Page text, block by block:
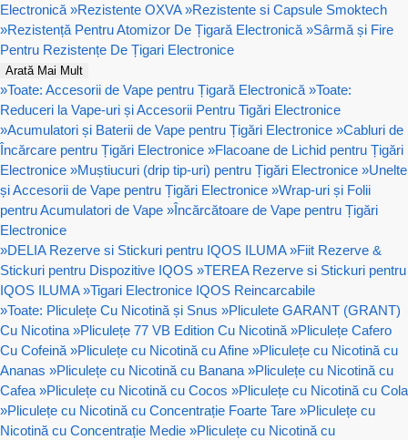
Electronică »Rezistente OXVA »Rezistente si Capsule Smoktech
»Rezistență Pentru Atomizor De Țigară Electronică »Sârmă și Fire
Pentru Rezistențe De Țigari Electronice
Arată Mai Mult
»Toate: Accesorii de Vape pentru Țigară Electronică »Toate:
Reduceri la Vape-uri și Accesorii Pentru Tigări Electronice
»Acumulatori și Baterii de Vape pentru Țigări Electronice »Cabluri de
Încărcare pentru Țigări Electronice »Flacoane de Lichid pentru Țigări
Electronice »Muștiucuri (drip tip-uri) pentru Țigări Electronice »Unelte
și Accesorii de Vape pentru Țigări Electronice »Wrap-uri și Folii
pentru Acumulatori de Vape »Încărcătoare de Vape pentru Țigări
Electronice
»DELIA Rezerve si Stickuri pentru IQOS ILUMA »Fiit Rezerve &
Stickuri pentru Dispozitive IQOS »TEREA Rezerve si Stickuri pentru
IQOS ILUMA »Tigari Electronice IQOS Reincarcabile
»Toate: Pliculețe Cu Nicotină și Snus »Pliculete GARANT (GRANT)
Cu Nicotina »Pliculețe 77 VB Edition Cu Nicotină »Pliculețe Cafero
Cu Cofeină »Pliculețe cu Nicotină cu Afine »Pliculețe cu Nicotină cu
Ananas »Pliculețe cu Nicotină cu Banana »Pliculețe cu Nicotină cu
Cafea »Pliculețe cu Nicotină cu Cocos »Pliculețe cu Nicotină cu Cola
»Pliculețe cu Nicotină cu Concentrație Foarte Tare »Pliculețe cu
Nicotină cu Concentrație Medie »Pliculețe cu Nicotină cu